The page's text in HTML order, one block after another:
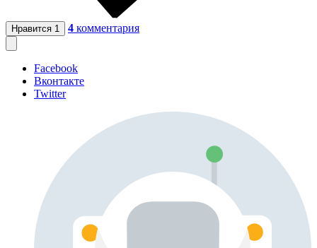
Нравится 1 4 комментария
Facebook
Вконтакте
Twitter